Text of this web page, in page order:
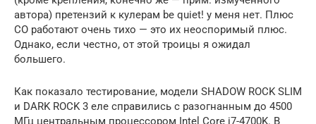
автора) претензий к кулерам be quiet! у меня нет. Плюс
СО работают очень тихо — это их неоспоримый плюс.
Однако, если честно, от этой троицы я ожидал
большего.
Как показало тестирование, модели SHADOW ROCK SLIM
и DARK ROCK 3 еле справились с разогнанным до 4500
МГц центральным процессором Intel Core i7-4700K. В